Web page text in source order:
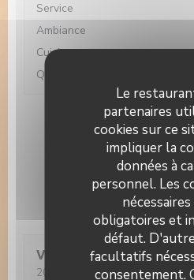
Le
partenaires
cookies sur ce
impliquer la
données à
personnel. Les
obligatoires et
défaut.
facultatifs
consentement.
Les avis de
Vincent
B
2017-11-03- 12:30 - Couverts 5
Service
Ambiance
Cuisine
Qualité/Prix
100% avis
Seuls les clients ayant